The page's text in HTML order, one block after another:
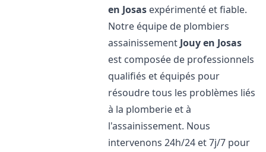
en Josas expérimenté et fiable.
Notre équipe de plombiers
assainissement Jouy en Josas
est composée de professionnels
qualifiés et équipés pour
résoudre tous les problèmes liés
à la plomberie et à
l'assainissement. Nous
intervenons 24h/24 et 7j/7 pour